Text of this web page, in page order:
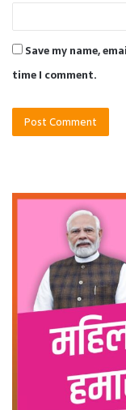
Save my name,
time I comment.